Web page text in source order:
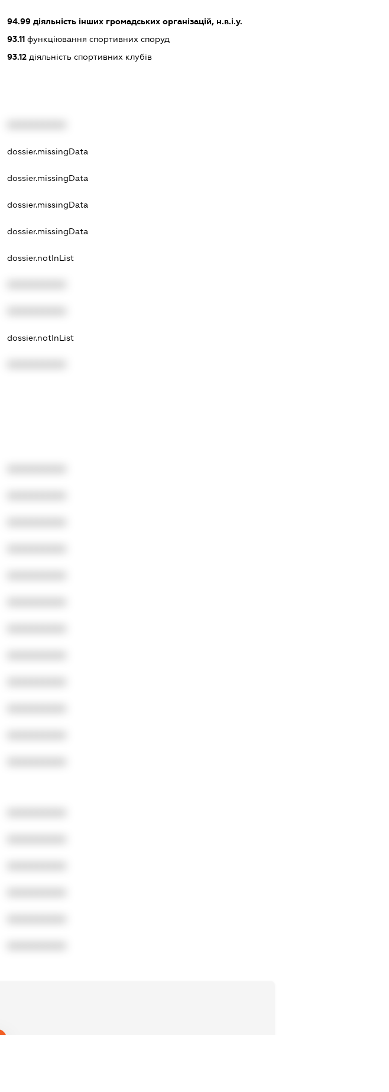
94.99 діяльність інших громадських організацій, н.в.і.у.
93.11 функціювання спортивних споруд
93.12 діяльність спортивних клубів
dossier.missingData
dossier.missingData
dossier.missingData
dossier.missingData
dossier.notInList
dossier.notInList